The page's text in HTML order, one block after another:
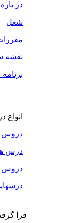
در باره
شغل
نقشه
برنامه
انواع
دروس
درس
دروس
فرا